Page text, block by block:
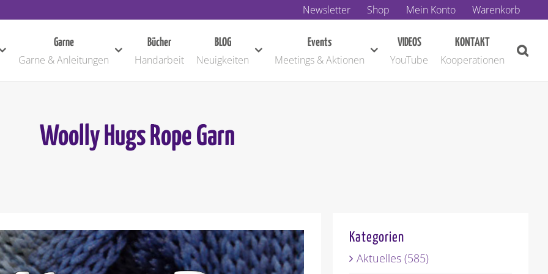
Newsletter Shop Mein Konto Warenkorb
Garne
Garne & Anleitungen
Bücher
Handarbeit
BLOG
Neuigkeiten
Events
Meetings & Aktionen
VIDEOS
YouTube
KONTAKT
Kooperationen
Woolly Hugs Rope Garn
Kategorien
Aktuelles (585)